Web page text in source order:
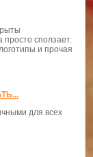
просто сползает.
и прочая
для всех